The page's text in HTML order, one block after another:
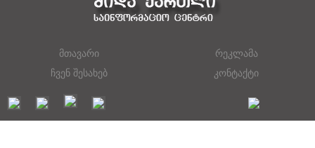
მთავარი
რეკლამა
ჩვენ შესახებ
კონტაქტი